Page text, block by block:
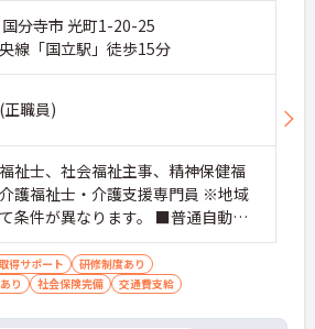
分寺市 光町1-20-25
線「国立駅」徒歩15分
職員)
祉士、社会福祉主事、精神保健福
護福祉士・介護支援専門員 ※地域
条件が異なります。 ■普通自動車
限定可） ※未経験可、ブランク可
得サポート
研修制度あり
り
社会保険完備 交通費支給